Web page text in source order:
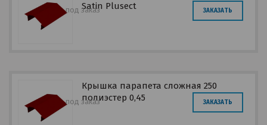
Satin Plusect
под заказ ЗАКАЗАТЬ
Крышка парапета сложная 250
полиэстер 0,45
под заказ ЗАКАЗАТЬ